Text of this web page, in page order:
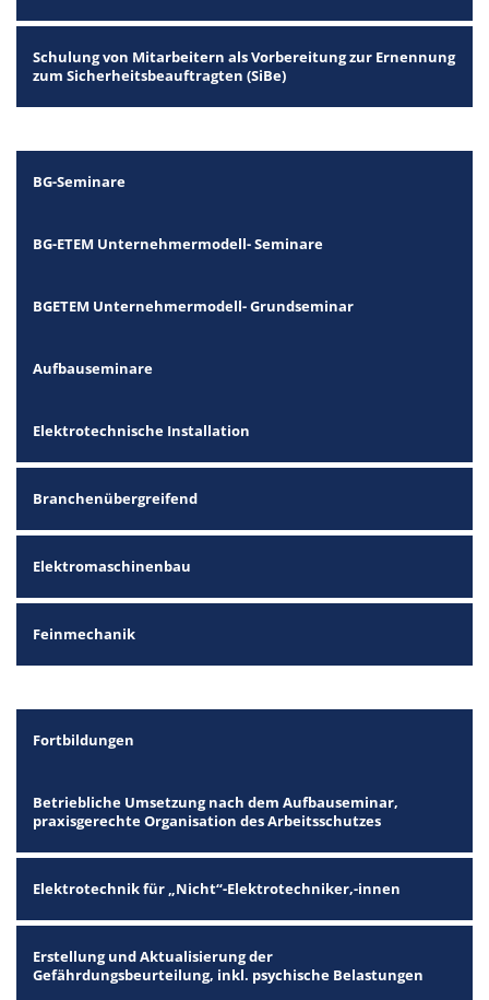
Schulung von Mitarbeitern als Vorbereitung zur Ernennung
zum Sicherheitsbeauftragten (SiBe)
BG-Seminare
BG-ETEM Unternehmermodell- Seminare
BGETEM Unternehmermodell- Grundseminar
Aufbauseminare
Elektrotechnische Installation
Branchenübergreifend
Elektromaschinenbau
Feinmechanik
Fortbildungen
Betriebliche Umsetzung nach dem Aufbauseminar,
praxisgerechte Organisation des Arbeitsschutzes
Elektrotechnik für „Nicht“-Elektrotechniker,-innen
Erstellung und Aktualisierung der
Gefährdungsbeurteilung, inkl. psychische Belastungen